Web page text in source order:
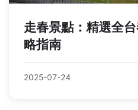
走春景點：精選全
略指南
2025-07-24